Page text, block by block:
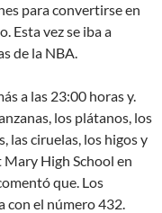
para convertirse en
Esta vez se iba a
de la NBA.
a las 23:00 horas y.
los plátanos, los
las ciruelas, los higos y
High School en
que. Los
con el número 432.